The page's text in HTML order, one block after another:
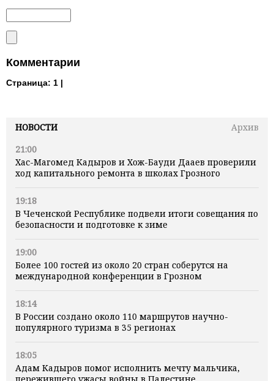
НОВОСТИ
Архив
21:00
Хас-Магомед Кадыров и Хож-Бауди Дааев проверили
ход капитального ремонта в школах Грозного
19:18
В Чеченской Республике подвели итоги совещания по
безопасности и подготовке к зиме
19:00
Более 100 гостей из около 20 стран соберутся на
международной конференции в Грозном
18:14
В России создано около 110 маршрутов научно-
популярного туризма в 35 регионах
18:05
Адам Кадыров помог исполнить мечту мальчика,
Комментарии
Страница: 1 |